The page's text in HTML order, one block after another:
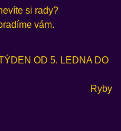
si rady?
vám.
OD 5. LEDNA DO
Ryby